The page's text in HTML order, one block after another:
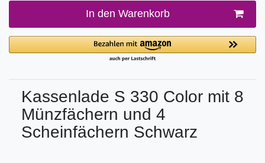
In den Warenkorb
Kassenlade S 330 Color mit 8
Münzfächern und 4
Scheinfächern Schwarz